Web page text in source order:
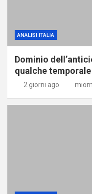
ANALISI ITALIA
Dominio
qualche
2 giorni ago